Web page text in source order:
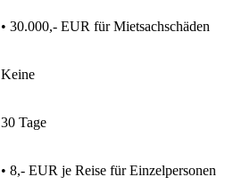
• 30.000,- EUR für Mietsachschäden
Keine
30 Tage
• 8,- EUR je Reise für Einzelpersonen